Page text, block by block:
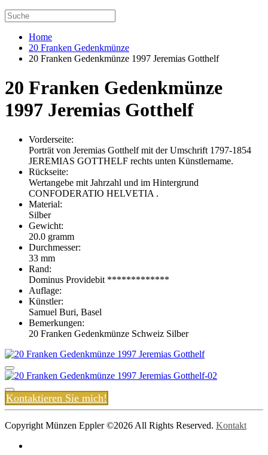
Home
20 Franken Gedenkmünze
20 Franken Gedenkmünze 1997 Jeremias Gotthelf
20 Franken Gedenkmünze
1997 Jeremias Gotthelf
Vorderseite:
Porträt von Jeremias Gotthelf mit der Umschrift 1797-1854
JEREMIAS GOTTHELF rechts unten Künstlername.
Rückseite:
Wertangebe mit Jahrzahl und im Hintergrund
CONFODERATIO HELVETIA .
Material:
Silber
Gewicht:
20.0 gramm
Durchmesser:
33 mm
Rand:
Dominus Providebit *************
Auflage:
Künstler:
Samuel Buri, Basel
Bemerkungen:
20 Franken Gedenkmünze Schweiz Silber
Kontaktieren Sie mich!
Copyright Münzen Eppler ©2026 All Rights Reserved. Kontakt